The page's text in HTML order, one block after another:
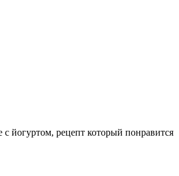
йогуртом, рецепт который понравится